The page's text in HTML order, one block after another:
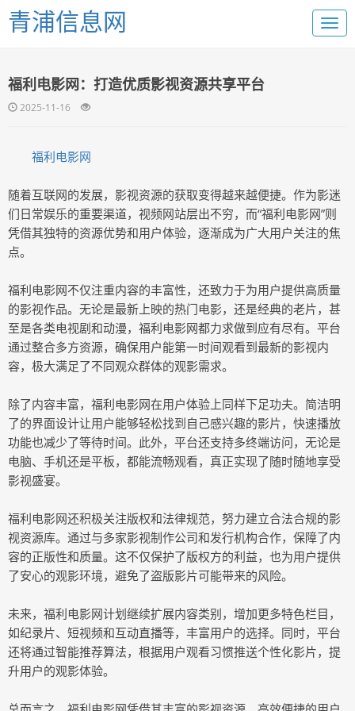
青浦信息网
福利电影网：打造优质影视资源共享平台
2025-11-16
福利电影网
随着互联网的发展，影视资源的获取变得越来越便捷。作为影迷
们日常娱乐的重要渠道，视频网站层出不穷，而“福利电影网”则
凭借其独特的资源优势和用户体验，逐渐成为广大用户关注的焦
点。
福利电影网不仅注重内容的丰富性，还致力于为用户提供高质量
的影视作品。无论是最新上映的热门电影，还是经典的老片，甚
至是各类电视剧和动漫，福利电影网都力求做到应有尽有。平台
通过整合多方资源，确保用户能第一时间观看到最新的影视内
容，极大满足了不同观众群体的观影需求。
除了内容丰富，福利电影网在用户体验上同样下足功夫。简洁明
了的界面设计让用户能够轻松找到自己感兴趣的影片，快速播放
功能也减少了等待时间。此外，平台还支持多终端访问，无论是
电脑、手机还是平板，都能流畅观看，真正实现了随时随地享受
影视盛宴。
福利电影网还积极关注版权和法律规范，努力建立合法合规的影
视资源库。通过与多家影视制作公司和发行机构合作，保障了内
容的正版性和质量。这不仅保护了版权方的利益，也为用户提供
了安心的观影环境，避免了盗版影片可能带来的风险。
未来，福利电影网计划继续扩展内容类别，增加更多特色栏目，
如纪录片、短视频和互动直播等，丰富用户的选择。同时，平台
还将通过智能推荐算法，根据用户观看习惯推送个性化影片，提
升用户的观影体验。